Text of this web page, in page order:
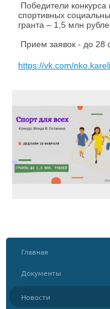
Победители
спортивных
гранта – 1,5 млн
Прием заявок - до 28
https://vk.com/
Главная
Документы
Новости